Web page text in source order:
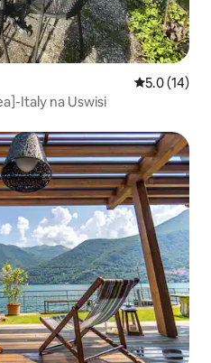
Ukadiriaji
5.0 (14)
Italy na Uswisi